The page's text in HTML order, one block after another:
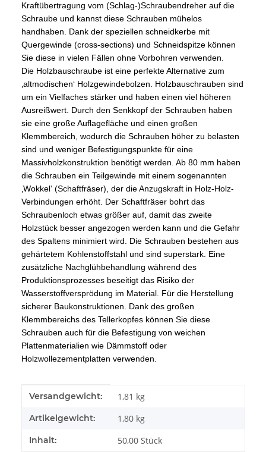
Kraftübertragung vom (Schlag-)Schraubendreher auf die
Schraube und kannst diese Schrauben mühelos
handhaben. Dank der speziellen schneidkerbe mit
Quergewinde (cross-sections) und Schneidspitze können
Sie diese in vielen Fällen ohne Vorbohren verwenden.
Die Holzbauschraube ist eine perfekte Alternative zum
‚altmodischen‘ Holzgewindebolzen. Holzbauschrauben sind
um ein Vielfaches stärker und haben einen viel höheren
Ausreißwert. Durch den Senkkopf der Schrauben haben
sie eine große Auflagefläche und einen großen
Klemmbereich, wodurch die Schrauben höher zu belasten
sind und weniger Befestigungspunkte für eine
Massivholzkonstruktion benötigt werden. Ab 80 mm haben
die Schrauben ein Teilgewinde mit einem sogenannten
‚Wokkel‘ (Schaftfräser), der die Anzugskraft in Holz-Holz-
Verbindungen erhöht. Der Schaftfräser bohrt das
Schraubenloch etwas größer auf, damit das zweite
Holzstück besser angezogen werden kann und die Gefahr
des Spaltens minimiert wird. Die Schrauben bestehen aus
gehärtetem Kohlenstoffstahl und sind superstark. Eine
zusätzliche Nachglühbehandlung während des
Produktionsprozesses beseitigt das Risiko der
Wasserstoffversprödung im Material. Für die Herstellung
sicherer Baukonstruktionen. Dank des großen
Klemmbereichs des Tellerkopfes können Sie diese
Schrauben auch für die Befestigung von weichen
Plattenmaterialien wie Dämmstoff oder
Holzwollezementplatten verwenden.
Produkteigenschaft
Wert
Versandgewicht: 1,81 kg
Artikelgewicht: 1,80 kg
Inhalt: 50,00 Stück